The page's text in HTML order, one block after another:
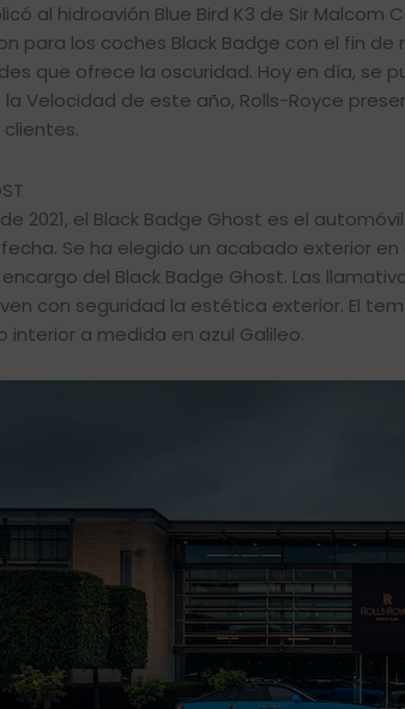
al hidroavión Blue Bird K3 de Sir
para los coches Black Badge con el fin
que ofrece la oscuridad. Hoy en día, se
la Velocidad de este año, Rolls-Royce
2021, el Black Badge Ghost es el
Se ha elegido un acabado exterior
del Black Badge Ghost. Las
con seguridad la estética exterior. El
interior a medida en azul Galileo.